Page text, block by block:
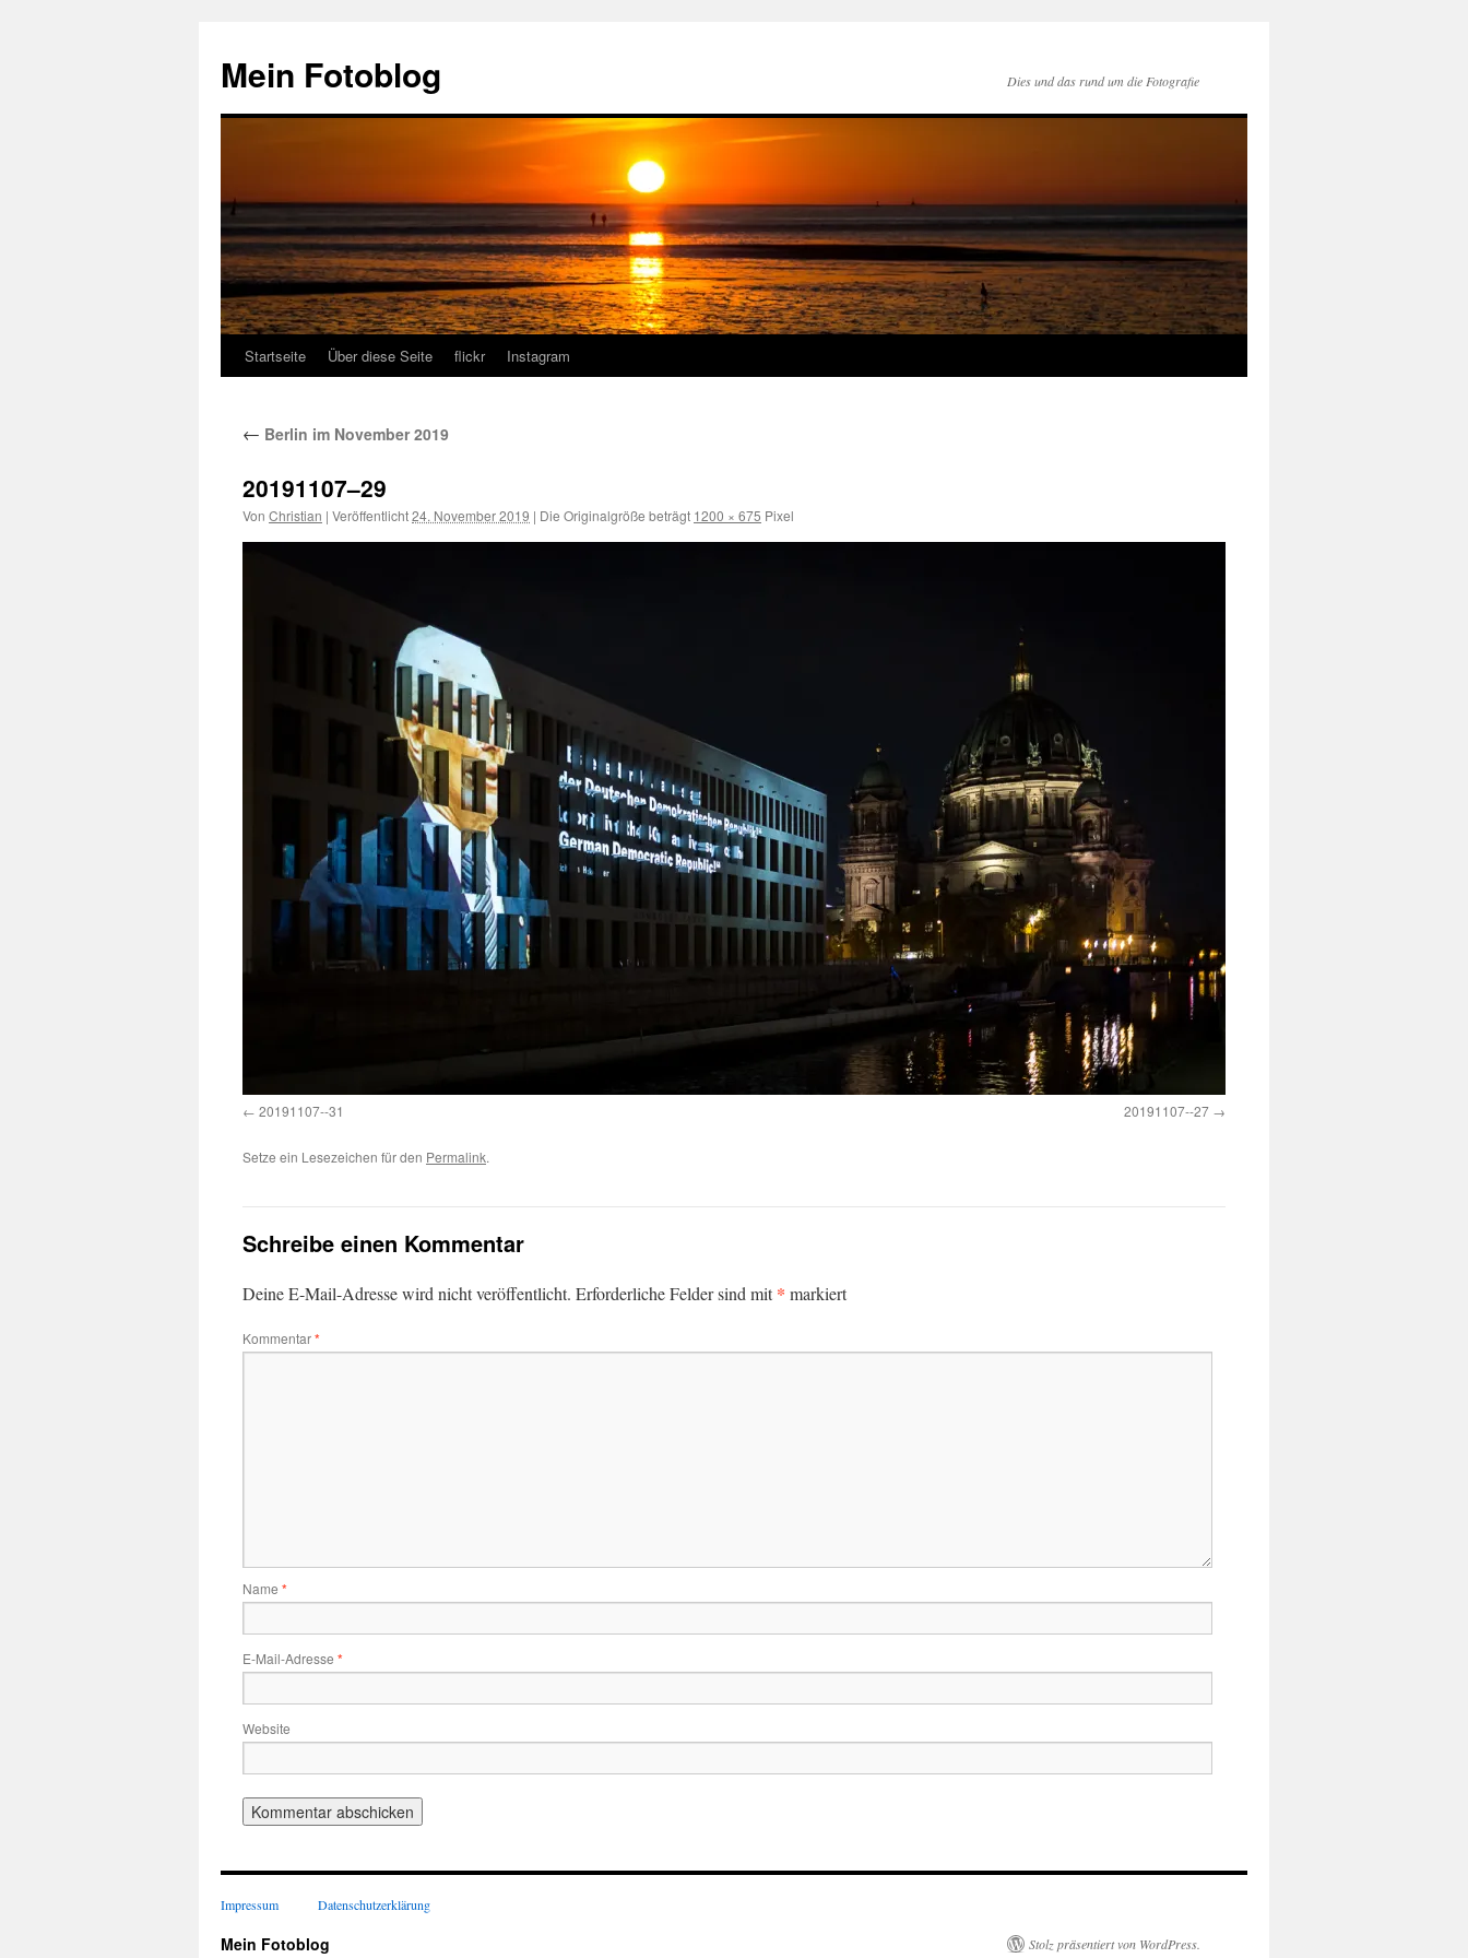
springen
Mein Fotoblog Dies und das rund um die Fotografie
Startseite Über diese Seite flickr Instagram
← Berlin im November 2019
20191107–29
Von Christian | Veröffentlicht24. November 2019 | Die Originalgröße beträgt 1200 × 675 Pixel
20191107--31 20191107--27
Setze ein Lesezeichen für den Permalink.
Schreibe einen Kommentar
Deine E-Mail-Adresse wird nicht veröffentlicht. Erforderliche Felder sind mit* markiert
Kommentar*
Name *
E-Mail-Adresse *
Website
Impressum Datenschutzerklärung
Mein Fotoblog Stolz präsentiert von WordPress.